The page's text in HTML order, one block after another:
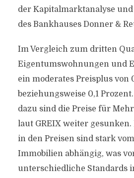
der Kapitalmarktanalyse
des Bankhauses Donner &
Im Vergleich zum dritten
Eigentumswohnungen und
ein moderates Preisplus von
beziehungsweise 0,1
dazu sind die Preise für
laut GREIX weiter
in den Preisen sind stark
Immobilien abhängig, was
unterschiedliche Standards